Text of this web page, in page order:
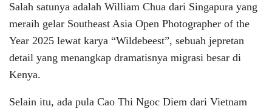
Salah satunya adalah William Chua dari Singapura yang
meraih gelar Southeast Asia Open Photographer of the
Year 2025 lewat karya “Wildebeest”, sebuah jepretan
detail yang menangkap dramatisnya migrasi besar di
Kenya.
Selain itu, ada pula Cao Thi Ngoc Diem dari Vietnam